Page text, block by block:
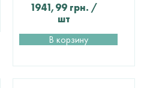
1941,99 грн. /
шт
В корзину